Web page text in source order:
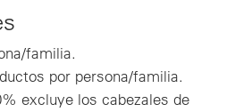
familia.
por persona/familia.
excluye los cabezales de